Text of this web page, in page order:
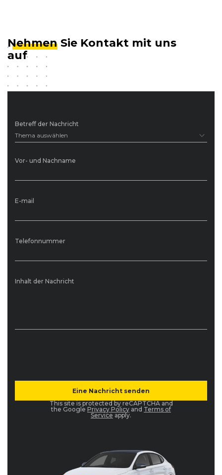
Betreff der Nachricht
Thema auswählen
Vor- und Nachname
E-mail
Telefonnummer
Inhalt der Nachricht
This site is protected by reCAPTCHA and
the Google Privacy Policy and Terms of
Service apply.
Nehmen Sie Kontakt mit uns
auf